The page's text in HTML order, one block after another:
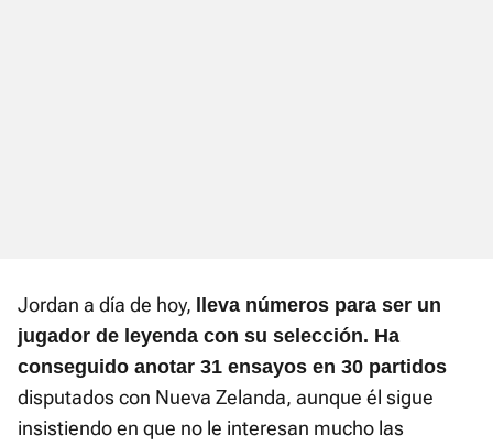
Jordan a día de hoy,
lleva números para ser un
jugador de leyenda con su selección. Ha
conseguido anotar 31 ensayos en 30 partidos
disputados con Nueva Zelanda, aunque él sigue
insistiendo en que no le interesan mucho las